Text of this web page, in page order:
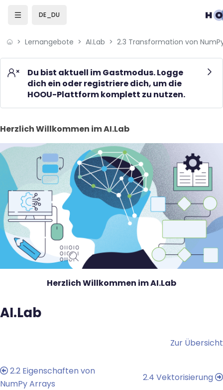
DE_DU
Lernangebote AI.Lab 2.3 Transformation von
Du bist aktuell im Gastmodus. Logge
dich ein oder registriere dich, um die
HOOU-Plattform komplett zu nutzen.
Blöcke
Herzlich Willkommen im AI.Lab überspringen
Herzlich Willkommen im AI.Lab
Herzlich Willkommen im AI.Lab
AI.Lab
Zur Übersicht
2.2 Eigenschaften von
NumPy Arrays
2.4 Vektorisierung